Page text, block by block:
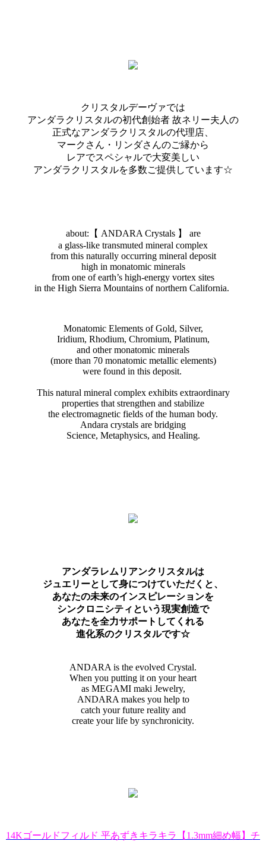
クリスタルデーヴァでは
アンダラクリスタルの初代創始者 故ネリー夫人の
正式なアンダラクリスタルの代理店、
マークさん・リンダさんのご縁から
レアでスペシャルで大変美しい
アンダラクリスタルを多数ご提供しています☆
about:【 ANDARA Crystals 】 are
a glass-like transmuted mineral complex
from this naturally occurring mineral deposit
high in monatomic minerals
from one of earth’s high-energy vortex sites
in the High Sierra Mountains of northern California.
Monatomic Elements of Gold, Silver,
Iridium, Rhodium, Chromium, Platinum,
and other monatomic minerals
(more than 70 monatomic metallic elements)
were found in this deposit.
This natural mineral complex exhibits extraordinary
properties that strengthen and stabilize
the electromagnetic fields of the human body.
Andara crystals are bridging
Science, Metaphysics, and Healing.
アンダラレムリアンクリスタルは
ジュエリーとして身につけていただくと、
あなたの未来のインスピレーションを
シンクロニシティという現実創造で
あなたを全力サポートしてくれる
進化系のクリスタルです☆
ANDARA is the evolved Crystal.
When you putting it on your heart
as MEGAMI maki Jewelry,
ANDARA makes you help to
catch your future reality and
create your life by synchronicity.
14Kゴールドフィルド 平あずきキラキラ【1.3mm細め幅】チ